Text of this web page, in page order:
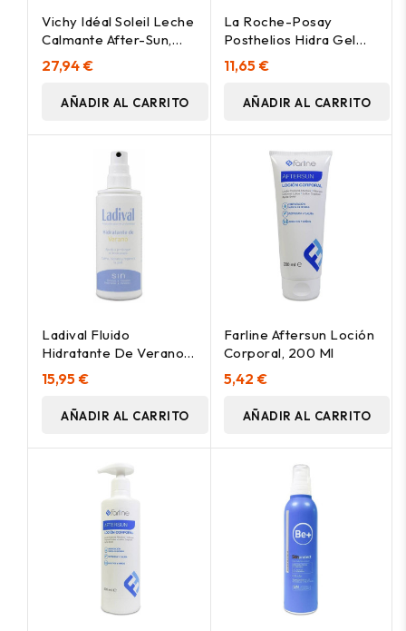
Vichy Idéal Soleil Leche
Calmante After-Sun,
300 Ml
27,94 €
AÑADIR AL CARRITO
La Roche-Posay
Posthelios Hidra Gel
Antioxidante, 200Ml
11,65 €
AÑADIR AL CARRITO
Ladival Fluido
Hidratante De Verano
En Spray, 150 Ml
15,95 €
AÑADIR AL CARRITO
Farline Aftersun Loción
Corporal, 200 Ml
5,42 €
AÑADIR AL CARRITO